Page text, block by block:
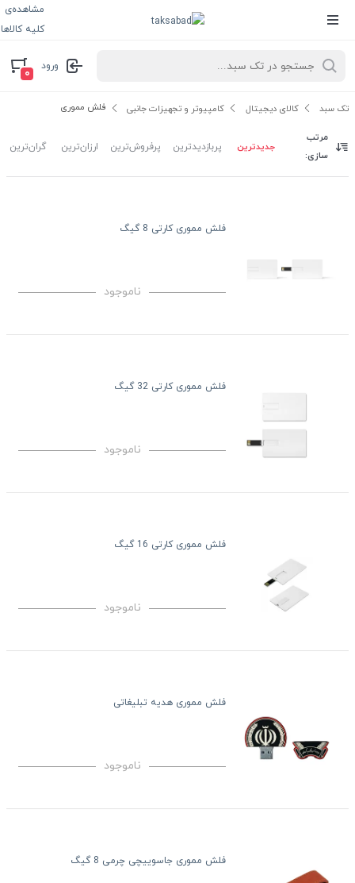
مشاهده‌ی
کلیه کالاها
ورود
۰
تک سبد کالای دیجیتال کامپیوتر و تجهیزات جانبی فلش مموری
مرتب
سازی:
جدیدترین پربازدیدترین پرفروش‌ترین ارزان‌ترین گران‌ترین
فلش مموری کارتی 8 گیگ
ناموجود
فلش مموری کارتی 32 گیگ
ناموجود
فلش مموری کارتی 16 گیگ
ناموجود
فلش مموری هدیه تبلیغاتی
ناموجود
فلش مموری جاسوییچی چرمی 8 گیگ